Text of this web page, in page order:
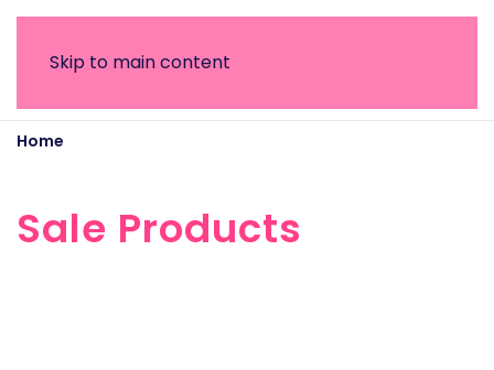
Skip to main content
Home
Sale Products